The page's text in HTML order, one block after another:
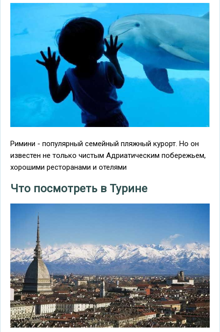
Римини - популярный семейный пляжный курорт. Но он
известен не только чистым Адриатическим побережьем,
хорошими ресторанами и отелями
Что посмотреть в Турине